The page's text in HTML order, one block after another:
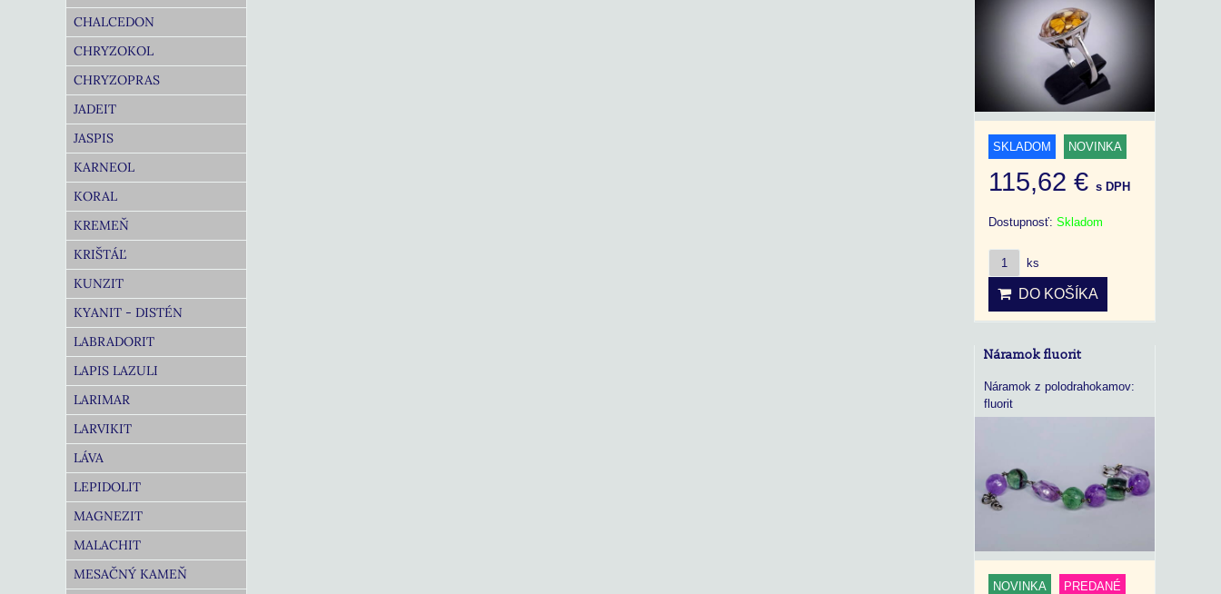
CHALCEDON
CHRYZOKOL
CHRYZOPRAS
JADEIT
JASPIS
KARNEOL
KORAL
KREMEŇ
KRIŠTÁĽ
KUNZIT
KYANIT - DISTÉN
LABRADORIT
LAPIS LAZULI
LARIMAR
LARVIKIT
LÁVA
LEPIDOLIT
MAGNEZIT
MALACHIT
MESAČNÝ KAMEŇ
SKLADOM NOVINKA
115,62 € s DPH
Dostupnosť: Skladom
ks
DO KOŠÍKA
Náramok fluorit
Náramok z polodrahokamov:
fluorit
NOVINKA PREDANÉ